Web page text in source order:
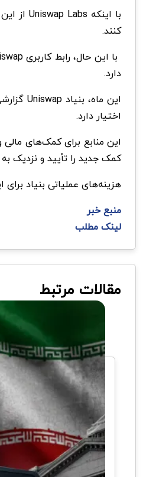
کنند.
دارد.
اختیار دارد.
کمک جدید را تأیید و نزدیک به 2.5 میلیون دلار از کمک‌های قبلی را توزیع کرده است.
هزینه‌های عملیاتی بنیاد برای این دوره به 1.6 میلیون دلار رسید که 8.2 درصد آن به تبلیغات و بازاریابی، 47.9 درصد به حقوق و
منبع خبر
لینک مطلب
مقالات مرتبط